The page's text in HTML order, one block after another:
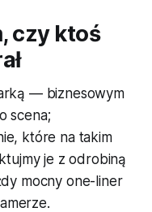
czy ktoś
— biznesowym
scena;
które na takim
je z odrobiną
mocny one-liner